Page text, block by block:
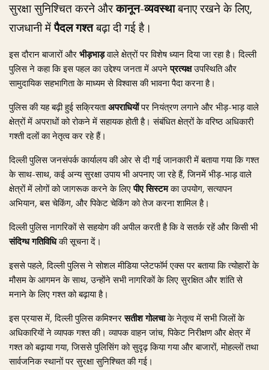
सुरक्षा सुनिश्चित करने औरकानून-व्यवस्थाबनाए रखने के लिए,
राजधानी मेंपैदल गश्तबढ़ा दी गई है।
इस दौरान बाजारों औरभीड़भाड़वाले क्षेत्रों पर विशेष ध्यान दिया जा रहा है। दिल्ली
पुलिस ने कहा कि इस पहल का उद्देश्य जनता में अपनेप्रत्यक्षउपस्थिति और
सामुदायिक सहभागिता के माध्यम से विश्वास की भावना पैदा करना है।
पुलिस की यह बढ़ी हुई सक्रियताअपराधियोंपर नियंत्रण लगाने और भीड़-भाड़ वाले
क्षेत्रों में अपराधों को रोकने में सहायक होती है। संबंधित क्षेत्रों के वरिष्ठ अधिकारी
गश्ती दलों का नेतृत्व कर रहे हैं।
दिल्ली पुलिस जनसंपर्क कार्यालय की ओर से दी गई जानकारी में बताया गया कि गश्त
के साथ-साथ, कई अन्य सुरक्षा उपाय भी अपनाए जा रहे हैं, जिनमें भीड़-भाड़ वाले
क्षेत्रों में लोगों को जागरूक करने के लिएपीए सिस्टमका उपयोग, सत्यापन
अभियान, बस चेकिंग, और पिकेट चेकिंग को तेज करना शामिल है।
दिल्ली पुलिस नागरिकों से सहयोग की अपील करती है कि वे सतर्क रहें और किसी भी
संदिग्ध गतिविधिकी सूचना दें।
इससे पहले, दिल्ली पुलिस ने सोशल मीडिया प्लेटफॉर्म एक्स पर बताया कि त्योहारों के
मौसम के आगमन के साथ, उन्होंने सभी नागरिकों के लिए सुरक्षित और शांति से
मनाने के लिए गश्त को बढ़ाया है।
इस प्रयास में, दिल्ली पुलिस कमिश्नरसतीश गोलचाके नेतृत्व में सभी जिलों के
अधिकारियों ने व्यापक गश्त की। व्यापक वाहन जांच, पिकेट निरीक्षण और क्षेत्र में
गश्त को बढ़ाया गया, जिससे पुलिसिंग को सुदृढ़ किया गया और बाजारों, मोहल्लों तथा
सार्वजनिक स्थानों पर सुरक्षा सुनिश्चित की गई।